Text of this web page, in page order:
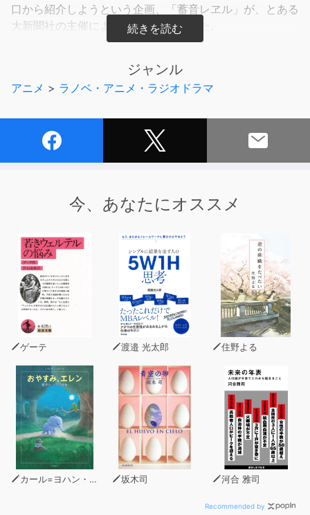
口から紹介しようという企画、「蓄音レヱル」が、とある
大新聞社の主催によって立ち上げられた。
はその路線を走る列車の運転制御をサポートしている人
形/人形型のモジュール、“レイルロオド”たち。
ド、西瓜は、“先生”と呼ぶ彼女のマスターとともに、かつ
理知的で、一見クールで、けれど貴方といるときは、ふわ
音探しのひとときを、どうぞご堪能いただけますと幸いで
す。
【トラックリスト】
1.プロローグ。西瓜の自己紹介(中ノ町車庫での整備音、ス
2.釣子に行くならまずは猫吠(釣子電鉄列車内環境
音/ASMR差分有)
3.貴方と歩く君ガ浜(君ガ浜砂浜環境音。砂遊び/ASMR差
分有)
4.スナメリウオッチング(イルカウォッチング船環境
音/ASMR差分有)
5.水平線の丸く見える丘展望館(展望スペース環境音。保
6.猫吠崎ホテルの足湯でぽかぽか(足湯環境音。タオルで
ジャンル
アニメ > ラノベ・アニメ・ラジオドラマ
今、あなたにオススメ
ゲーテ 渡邉 光太郎 住野よる
カール=ヨハン・エリーン（著） 坂木司 河合 雅司
Recommended by